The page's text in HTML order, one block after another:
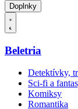
Doplnky
Beletria
Detektívky,
Sci-fi a
Komiksy
Romantika